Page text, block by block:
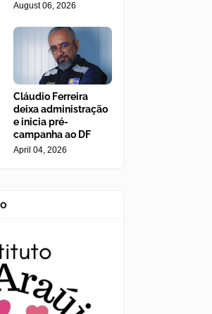
August 06, 2026
Cláudio Ferreira
deixa administração
e inicia pré-
campanha ao DF
April 04, 2026